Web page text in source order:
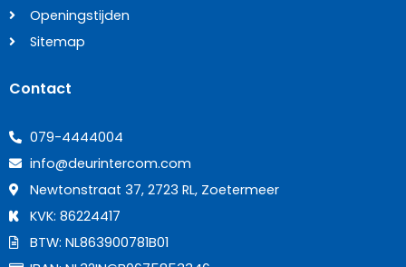
Openingstijden
Sitemap
Contact
079-4444004
info@deurintercom.com
Newtonstraat 37, 2723 RL, Zoetermeer
KVK: 86224417
BTW: NL863900781B01